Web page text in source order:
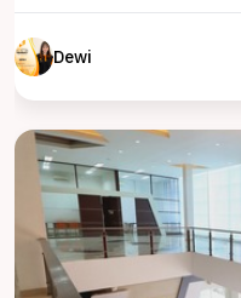
Dewi